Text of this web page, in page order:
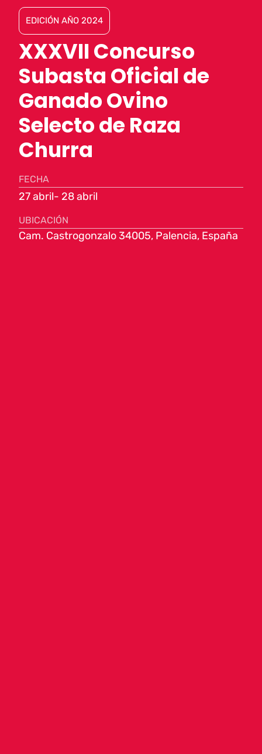
EDICIÓN AÑO 2024
XXXVII Concurso
Subasta Oficial de
Ganado Ovino
Selecto de Raza
Churra
FECHA
27 abril- 28 abril
UBICACIÓN
Cam. Castrogonzalo 34005, Palencia, España